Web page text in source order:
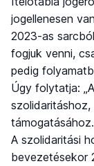
jogellenesen
2023-as
fogjuk venni,
pedig
Úgy folytatja:
szolidaritáshoz,
A szolidaritási
bevezetésekor